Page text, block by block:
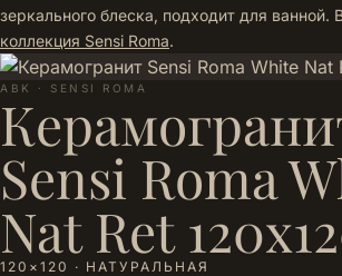
зеркального блеска, подходит для ванной.
коллекция Sensi Roma.
ABK · SENSI ROMA
Sensi Roma
Nat Ret
120×120 · НАТУРАЛЬНАЯ